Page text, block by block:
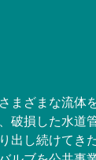
まざまな流体
破損した水道
出し続けてき